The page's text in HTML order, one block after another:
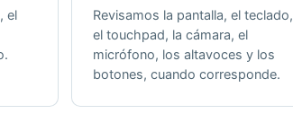
el
Revisamos la pantalla, el teclado,
el touchpad, la cámara, el
micrófono, los altavoces y los
botones, cuando corresponde.